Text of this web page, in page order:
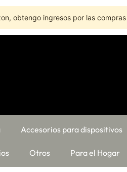
obtengo ingresos por las
Accesorios para dispositivos
Otros Para el Hogar